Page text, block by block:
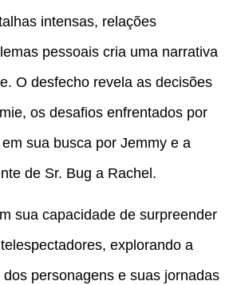
intensas, relações
pessoais cria uma narrativa
O desfecho revela as decisões
os desafios enfrentados por
sua busca por Jemmy e a
de Sr. Bug a Rachel.
sua capacidade de surpreender
explorando a
personagens e suas jornadas